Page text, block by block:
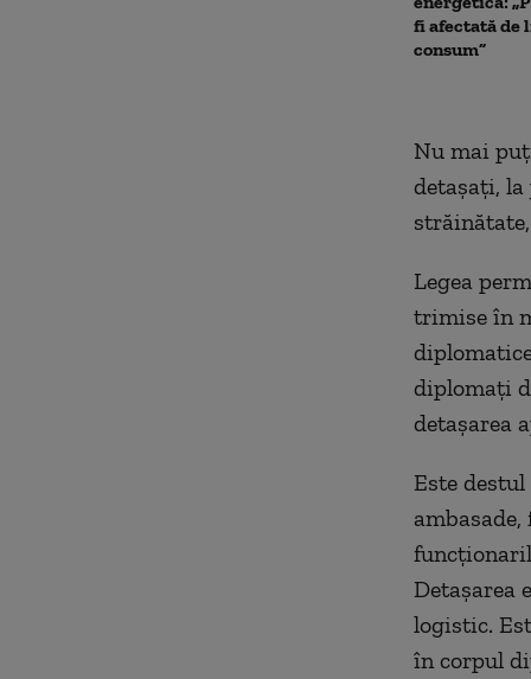
fi afectată de
consum”
Nu mai
detașați, la
Legea
trimise în
diplomați
detașarea
Este
Detașarea
logistic.
în corpul